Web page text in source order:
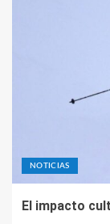
NOTICIAS
El impacto